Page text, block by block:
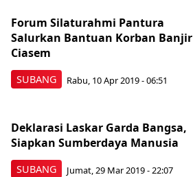
SUBANG
Forum Silaturahmi Pantura
Salurkan Bantuan Korban Banjir
Ciasem
Rabu, 10 Apr 2019 - 06:51
SUBANG
Deklarasi Laskar Garda Bangsa,
Siapkan Sumberdaya Manusia
Jumat, 29 Mar 2019 - 22:07